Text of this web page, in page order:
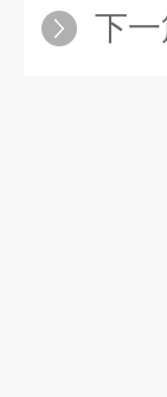
下一